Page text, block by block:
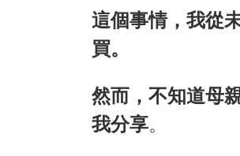
這個事情，我從
買。
然而，不知道母
我分享。